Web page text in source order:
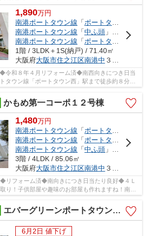
1,890万円
南港ポートタウン線 「ポートタウン西
南港ポートタウン線 「中ふ頭」駅 徒歩7分
南港ポートタウン線 「ポートタウン東
1階 / 3LDK＋1S(納戸) / 71.40㎡
大阪府大阪市住之江区南港中 ３丁目
◆令和８年４月リフォーム済◆南西向きにつき日当
タウン線「ポートタウン西」駅まで徒歩約８分◆
+納戸+専用庭□空き家につきい...
かもめ第一コーポ１２号棟
1,480万円
南港ポートタウン線 「ポートタウン西
南港ポートタウン線 「ポートタウン東
南港ポートタウン線 「中ふ頭 」駅 徒歩11分
3階 / 4LDK / 85.06㎡
大阪府大阪市住之江区南港中 ３丁目
◆リフォーム済◆南向きにつき日当たり良好◆４Ｌ
り！子供部屋や趣味のお部屋も作れますね！南港
トタウン西」駅まで徒歩３分
エバーグリーンポートタウン１１号棟B
6月2日 値下げ